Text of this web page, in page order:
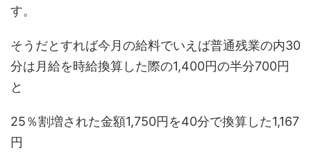
す。
そうだとすれば今月の給料でいえば普通残業の内30
分は月給を時給換算した際の1,400円の半分700円
と
25％割増された金額1,750円を40分で換算した1,167
円